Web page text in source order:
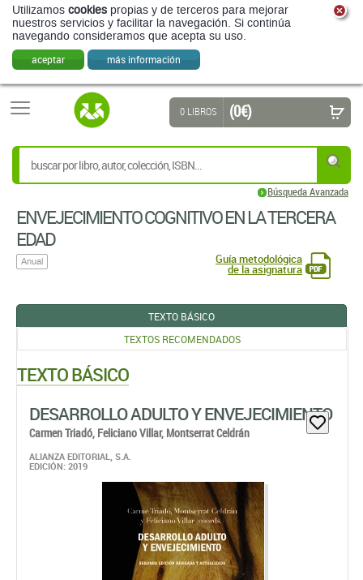
Utilizamos cookies propias y de terceros para mejorar
nuestros servicios y facilitar la navegación. Si continúa
navegando consideramos que acepta su uso.
aceptar más información
Búsqueda Avanzada
0 LIBROS (0 €)
ENVEJECIMIENTO COGNITIVO EN LA TERCERA
EDAD
Anual Guía metodológica
de la asignatura
TEXTO BÁSICO
TEXTOS RECOMENDADOS
TEXTO BÁSICO
DESARROLLO ADULTO Y ENVEJECIMIENTO
Carmen Triadó, Feliciano Villar, Montserrat Celdrán
ALIANZA EDITORIAL, S.A.
EDICIÓN: 2019